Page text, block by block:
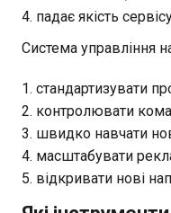
падає якість
Система управління
стандартизувати
контролювати
швидко навчати
масштабувати
відкривати нові